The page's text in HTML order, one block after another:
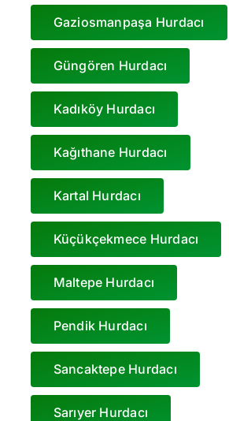
Gaziosmanpaşa Hurdacı
Güngören Hurdacı
Kadıköy Hurdacı
Kağıthane Hurdacı
Kartal Hurdacı
Küçükçekmece Hurdacı
Maltepe Hurdacı
Pendik Hurdacı
Sancaktepe Hurdacı
Sarıyer Hurdacı